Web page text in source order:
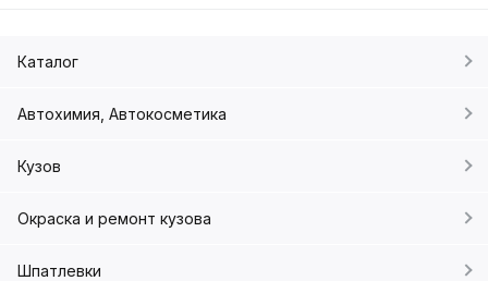
Каталог
Автохимия, Автокосметика
Кузов
Окраска и ремонт кузова
Шпатлевки